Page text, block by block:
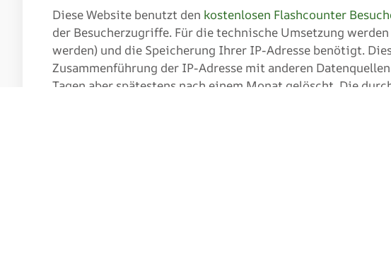
Diese Website benutzt den kostenlosen Flashcounter
der Besucherzugriffe. Für die technische Umsetzung
werden) und die Speicherung Ihrer IP-Adresse benötigt.
Zusammenführung der IP-Adresse mit anderen
Tagen aber spätestens nach einem Monat gelöscht. Die